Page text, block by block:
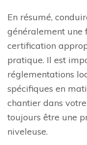
En résumé,
généralement une
certification
pratique. Il est
réglementations
spécifiques en
chantier dans
toujours être une
niveleuse.